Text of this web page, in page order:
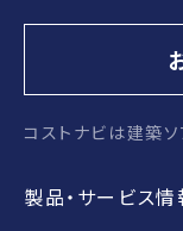
コストナビは建築
製品・サービス情